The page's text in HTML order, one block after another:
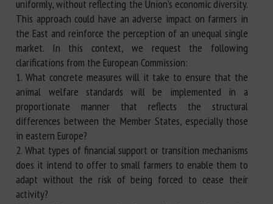
uniformly, without reflecting the Union’s economic diversity.
This approach could have an adverse impact on farmers in
the East and reinforce the perception of an unequal single
market. In this context, we request the following
clarifications from the European Commission:
1. What concrete measures will it take to ensure that the
animal welfare standards will be implemented in a
proportionate manner that reflects the structural
differences between the Member States, especially those
in eastern Europe?
2. What types of financial support or transition mechanisms
does it intend to offer to small farmers to enable them to
adapt without the risk of being forced to cease their
activity?